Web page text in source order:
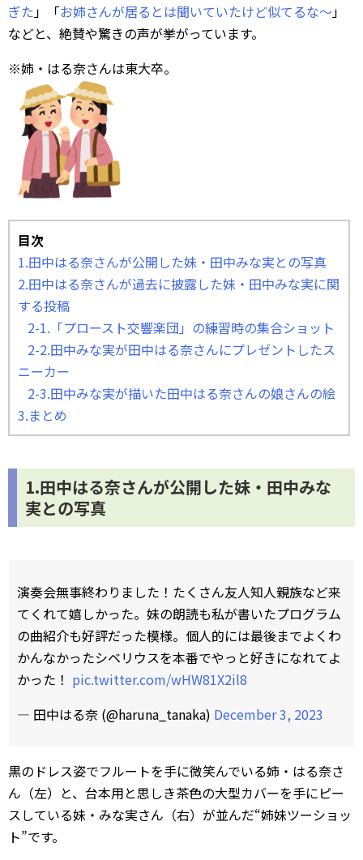
ぎた」「お姉さんが居るとは聞いていたけど似てるな～」
などと、絶賛や驚きの声が挙がっています。
※姉・はる奈さんは東大卒。
目次
1.田中はる奈さんが公開した妹・田中みな実との写真
2.田中はる奈さんが過去に披露した妹・田中みな実に関
する投稿
2-1.「プロースト交響楽団」の練習時の集合ショット
2-2.田中みな実が田中はる奈さんにプレゼントしたス
ニーカー
2-3.田中みな実が描いた田中はる奈さんの娘さんの絵
3.まとめ
1.田中はる奈さんが公開した妹・田中みな
実との写真
演奏会無事終わりました！たくさん友人知人親族など来
てくれて嬉しかった。妹の朗読も私が書いたプログラム
の曲紹介も好評だった模様。個人的には最後までよくわ
かんなかったシベリウスを本番でやっと好きになれてよ
かった！ pic.twitter.com/wHW81X2il8
— 田中はる奈 (@haruna_tanaka) December 3, 2023
黒のドレス姿でフルートを手に微笑んでいる姉・はる奈さ
ん（左）と、台本用と思しき茶色の大型カバーを手にピー
スしている妹・みな実さん（右）が並んだ“姉妹ツーショッ
ト”です。